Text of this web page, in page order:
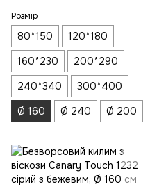
Розмір
80*150
120*180
160*230
200*290
240*340
300*400
Ø 160
Ø 240 Ø 200